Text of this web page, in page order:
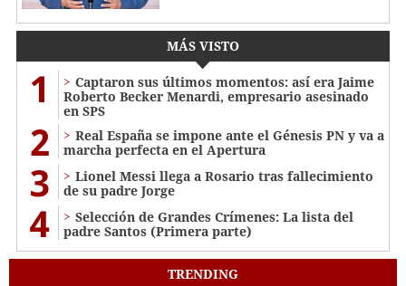
MÁS VISTO
1
Captaron sus últimos momentos: así era Jaime
Roberto Becker Menardi​​​, empresario asesinado
en SPS
2
Real España se impone ante el Génesis PN y va a
marcha perfecta en el Apertura
3
Lionel Messi llega a Rosario tras fallecimiento
de su padre Jorge
4
Selección de Grandes Crímenes: La lista del
padre Santos (Primera parte)
TRENDING